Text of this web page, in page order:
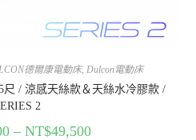
德爾康電動床, Dulcon電動床
/ 涼感天絲款＆天絲水冷膠款 /
2
– NT$49,500